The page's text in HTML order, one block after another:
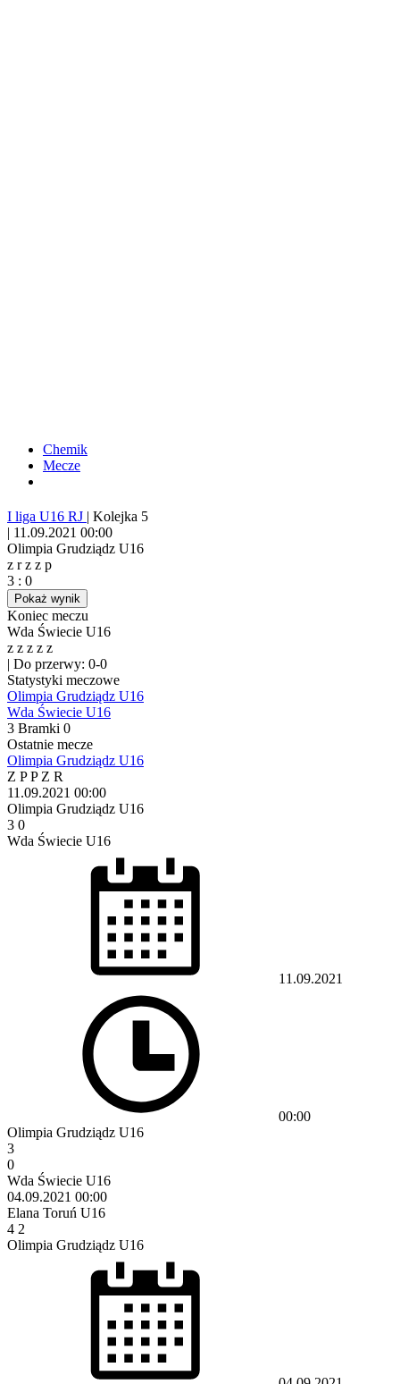
Chemik
Mecze
I liga U16 RJ | Kolejka 5
| 11.09.2021 00:00
Olimpia Grudziądz U16
z rz z p
3 : 0
Pokaż wynik
Koniec meczu
Wda Świecie U16
z z z z z
| Do przerwy: 0-0
Statystyki meczowe
Olimpia Grudziądz U16
Wda Świecie U16
3 Bramki 0
Ostatnie mecze
Olimpia Grudziądz U16
Z PPZ R
11.09.2021 00:00
Olimpia Grudziądz U16
3 0
Wda Świecie U16
11.09.2021
00:00
Olimpia Grudziądz U16
3
0
Wda Świecie U16
04.09.2021 00:00
Elana Toruń U16
4 2
Olimpia Grudziądz U16